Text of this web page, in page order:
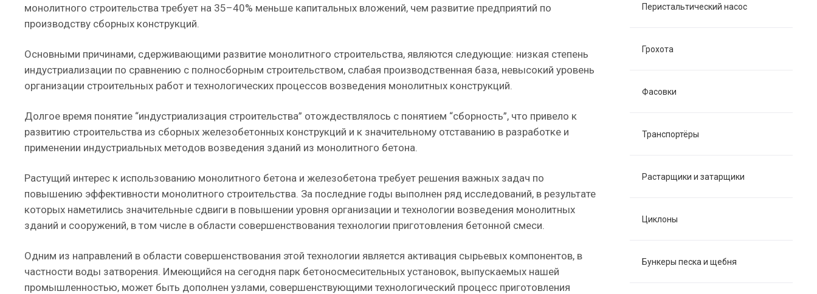
монолитного строительства требует на 35–40% меньше капитальных вложений, чем развитие предприятий по
производству сборных конструкций.
Основными причинами, сдерживающими развитие монолитного строительства, являются следующие: низкая степень
индустриализации по сравнению с полносборным строительством, слабая производственная база, невысокий уровень
организации строительных работ и технологических процессов возведения монолитных конструкций.
Долгое время понятие “индустриализация строительства” отождествлялось с понятием “сборность”, что привело к
развитию строительства из сборных железобетонных конструкций и к значительному отставанию в разработке и
применении индустриальных методов возведения зданий из монолитного бетона.
Растущий интерес к использованию монолитного бетона и железобетона требует решения важных задач по
повышению эффективности монолитного строительства. За последние годы выполнен ряд исследований, в результате
которых наметились значительные сдвиги в повышении уровня организации и технологии возведения монолитных
зданий и сооружений, в том числе в области совершенствования технологии приготовления бетонной смеси.
Одним из направлений в области совершенствования этой технологии является активация сырьевых компонентов, в
частности воды затворения. Имеющийся на сегодня парк бетоносмесительных установок, выпускаемых нашей
промышленностью, может быть дополнен узлами, совершенствующими технологический процесс приготовления
Перистальтический насос
Грохота
Фасовки
Транспортёры
Растарщики и затарщики
Циклоны
Бункеры песка и щебня